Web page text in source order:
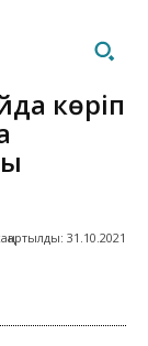
көріп
31.10.2021